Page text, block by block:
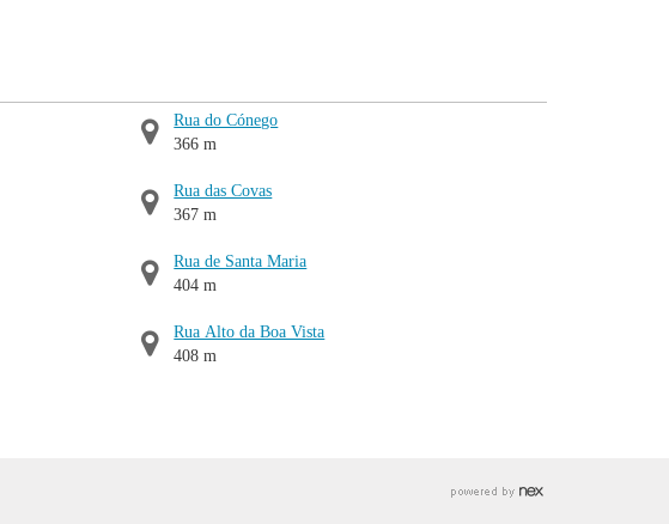
Rua do Cónego
366 m
Rua das Covas
367 m
Rua de Santa Maria
404 m
Rua Alto da Boa Vista
408 m